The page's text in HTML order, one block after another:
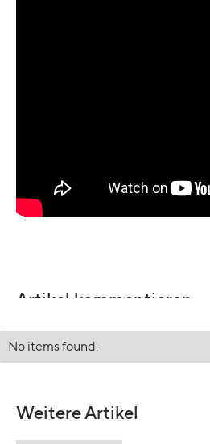
Artikel kommentieren
No items found.
Weitere Artikel